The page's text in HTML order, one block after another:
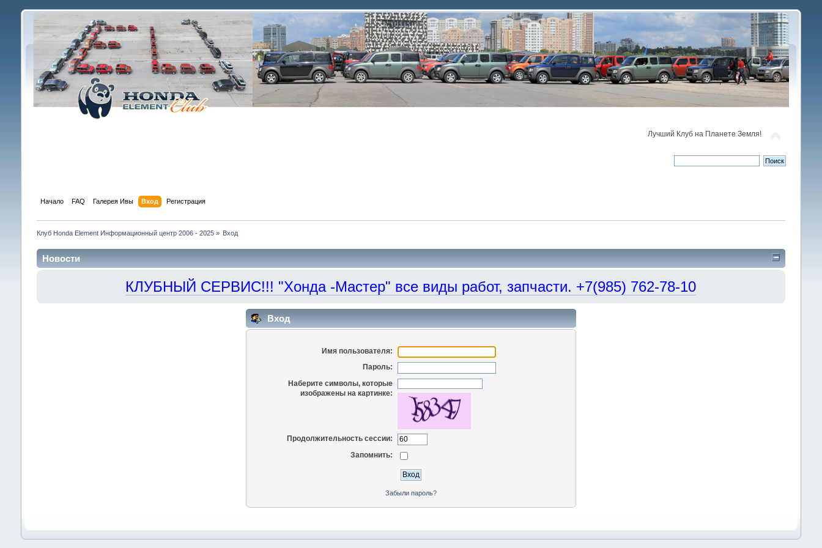
Лучший Клуб на Планете Земля!
Начало FAQ Галерея Ивы Вход Регистрация
Клуб Honda Element Информационный центр 2006 - 2025» Вход
Новости
КЛУБНЫЙ СЕРВИС!!! "Хонда -Мастер" все виды работ, запчасти. +7(985) 762-78-10
Вход
Имя пользователя:
Пароль:
Наберите символы, которые
изображены на картинке:
Продолжительность сессии:
Запомнить:
Забыли пароль?